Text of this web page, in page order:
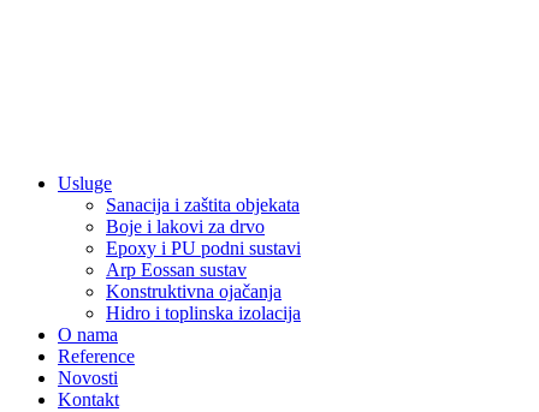
Usluge
Sanacija i zaštita objekata
Boje i lakovi za drvo
Epoxy i PU podni sustavi
Arp Eossan sustav
Konstruktivna ojačanja
Hidro i toplinska izolacija
O nama
Reference
Novosti
Kontakt